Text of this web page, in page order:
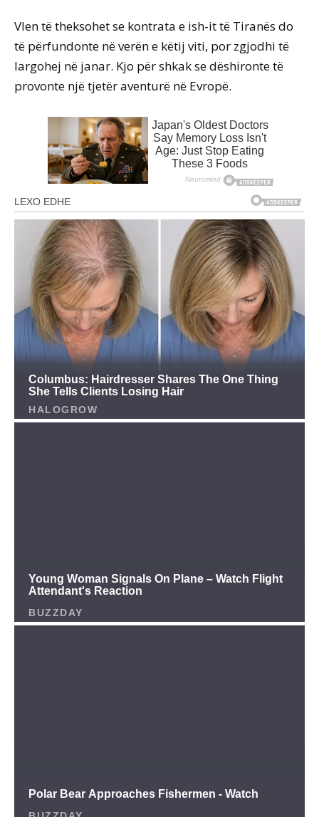
Vlen të theksohet se kontrata e ish-it të Tiranës do
të përfundonte në verën e këtij viti, por zgjodhi të
largohej në janar. Kjo për shkak se dëshironte të
provonte një tjetër aventurë në Evropë.